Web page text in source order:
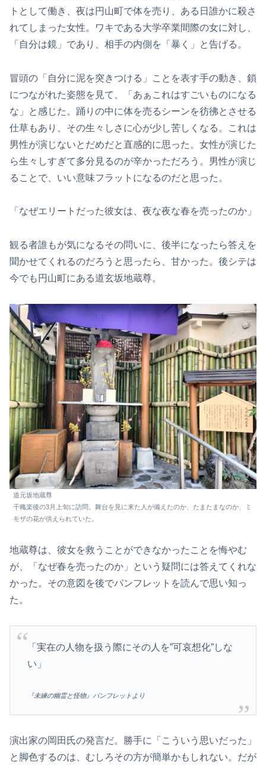
トとして働き、夜は円山町で体を売り、ある日誰かに殺さ
れてしまった女性。ワキである大学卒業間際の女に対し、
「自分は鏡」であり、相手の内側を「暴く」と告げる。
冒頭の「自分に泥を突きつける」ことを表す手の動き、鎖
につながれた姿態を見て、「あぁこれはすごいものになる
な」と感じた。踊りの中に体を売るシーンを彷彿とさせる
仕草もあり、その生々しさに心が少し苦しくなる。これは
男性が演じないとだめだと直感的に思った。女性が演じた
ら生々しすぎて多分見るのが辛かっただろう。男性が演じ
ることで、いい意味フラットになるのだと思った。
「なぜエリートだった彼女は、夜な夜な春を売ったのか」
観る者誰もが気になるその問いに、後半になったら答えを
聞かせてくれるのだろうと思ったら、甘かった。後シテは
今でも円山町にある道玄坂地蔵尊。
道元坂地蔵尊
千穐楽後の3月上旬に訪問。舞台を見に来た人が備えたのか、たまたまなのか、ミ
モザの花が供えられていた。
地蔵尊は、彼女を救うことができなかったことを悔やむ
が、「なぜ春を売ったのか」という疑問には答えてくれな
かった。その意図を後でパンフレットを読んで思い知っ
た。
「実在の人物を扱う際にその人を”可哀想化”しな
い」
『未練の幽霊と怪物』パンフレットより
演出家の岡田氏の発言だ。勝手に「こういう思いだった」
と脚色するのは、むしろその方が簡単かもしれない。だが